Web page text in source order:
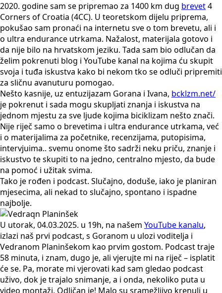
2020. godine sam se pripremao za 1400 km dug brevet4
Corners of Croatia (4CC). U teoretskom dijelu priprema,
pokušao sam pronaći na internetu sve o tom brevetu, ali i
o ultra endurance utrkama. Nažalost, materijala gotovo i
da nije bilo na hrvatskom jeziku. Tada sam bio odlučan da
želim pokrenuti blog i YouTube kanal na kojima ću skupit
svoja i tuđa iskustva kako bi nekom tko se odluči pripremiti
za sličnu avanuturu pomogao.
Nešto kasnije, uz entuzijazam Gorana i Ivana, bcklzm.net/
je pokrenut i sada mogu skupljati znanja i iskustva na
jednom mjestu za sve ljude kojima biciklizam nešto znači.
Nije riječ samo o brevetima i ultra endurance utrkama, već
i o materijalima za početnike, recenzijama, putopisima,
intervjuima.. svemu onome što sadrži neku priču, znanje i
iskustvo te skupiti to na jedno, centralno mjesto, da bude
na pomoć i užitak svima.
Tako je rođen i podcast. Slučajno, doduše, iako je planiran
mjesecima, ali nekad to slučajno, spontano i ispadne
najbolje.
U utorak, 04.03.2025. u 19h, na našem YouTube kanalu,
izlazi naš prvi podcast, s Goranom u ulozi voditelja i
Vedranom Planinšekom kao prvim gostom. Podcast traje
58 minuta, i znam, dugo je, ali vjerujte mi na riječ – isplatit
će se. Pa, morate mi vjerovati kad sam gledao podcast
uživo, dok je trajalo snimanje, a i onda, nekoliko puta u
video montaži. Odličan je! Malo su sramežljivo krenuli u